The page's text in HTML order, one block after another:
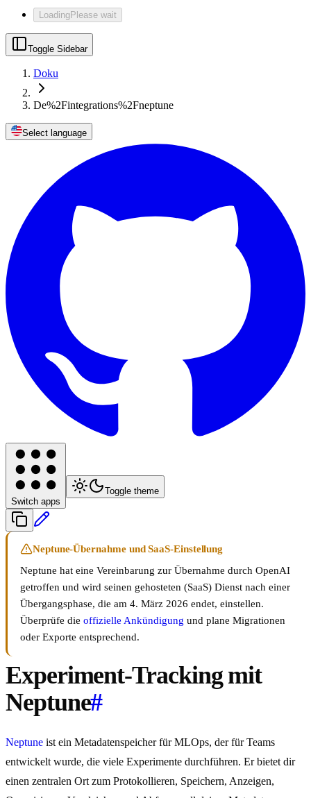
LoadingPlease wait
Toggle Sidebar
Doku
De%2Fintegrations%2Fneptune
Select language
Switch apps
Toggle theme
Neptune-Übernahme und SaaS-Einstellung
Neptune hat eine Vereinbarung zur Übernahme durch OpenAI
getroffen und wird seinen gehosteten (SaaS) Dienst nach einer
Übergangsphase, die am 4. März 2026 endet, einstellen.
Überprüfe die offizielle Ankündigung und plane Migrationen
oder Exporte entsprechend.
Experiment-Tracking mit
Neptune#
Neptune ist ein Metadatenspeicher für MLOps, der für Teams
entwickelt wurde, die viele Experimente durchführen. Er bietet dir
einen zentralen Ort zum Protokollieren, Speichern, Anzeigen,